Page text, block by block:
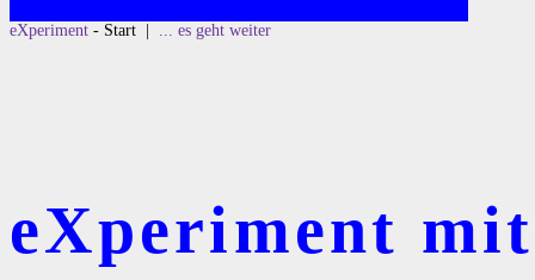
eXperiment - Start | ... es geht weiter
eXperiment